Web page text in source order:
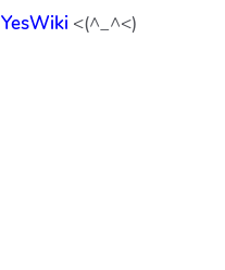
YesWiki <(^_^<)